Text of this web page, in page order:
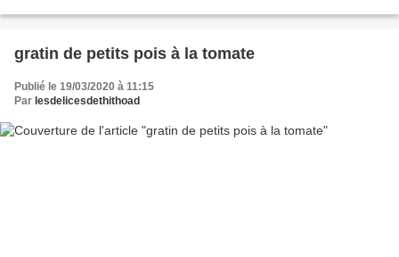
gratin de petits pois à la tomate
Publié le 19/03/2020 à 11:15
Par lesdelicesdethithoad